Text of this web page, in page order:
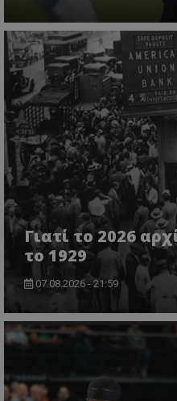
Γιατί το 2026
το 1929
07.08.2026 - 21:59